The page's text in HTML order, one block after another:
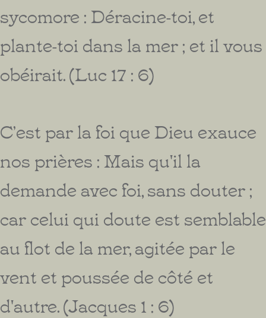
sycomore : Déracine-toi, et
plante-toi dans la mer ; et il vous
obéirait. (Luc 17 : 6)
C’est par la foi que Dieu exauce
nos prières : Mais qu'il la
demande avec foi, sans douter ;
car celui qui doute est semblable
au flot de la mer, agitée par le
vent et poussée de côté et
d'autre. (Jacques 1 : 6)